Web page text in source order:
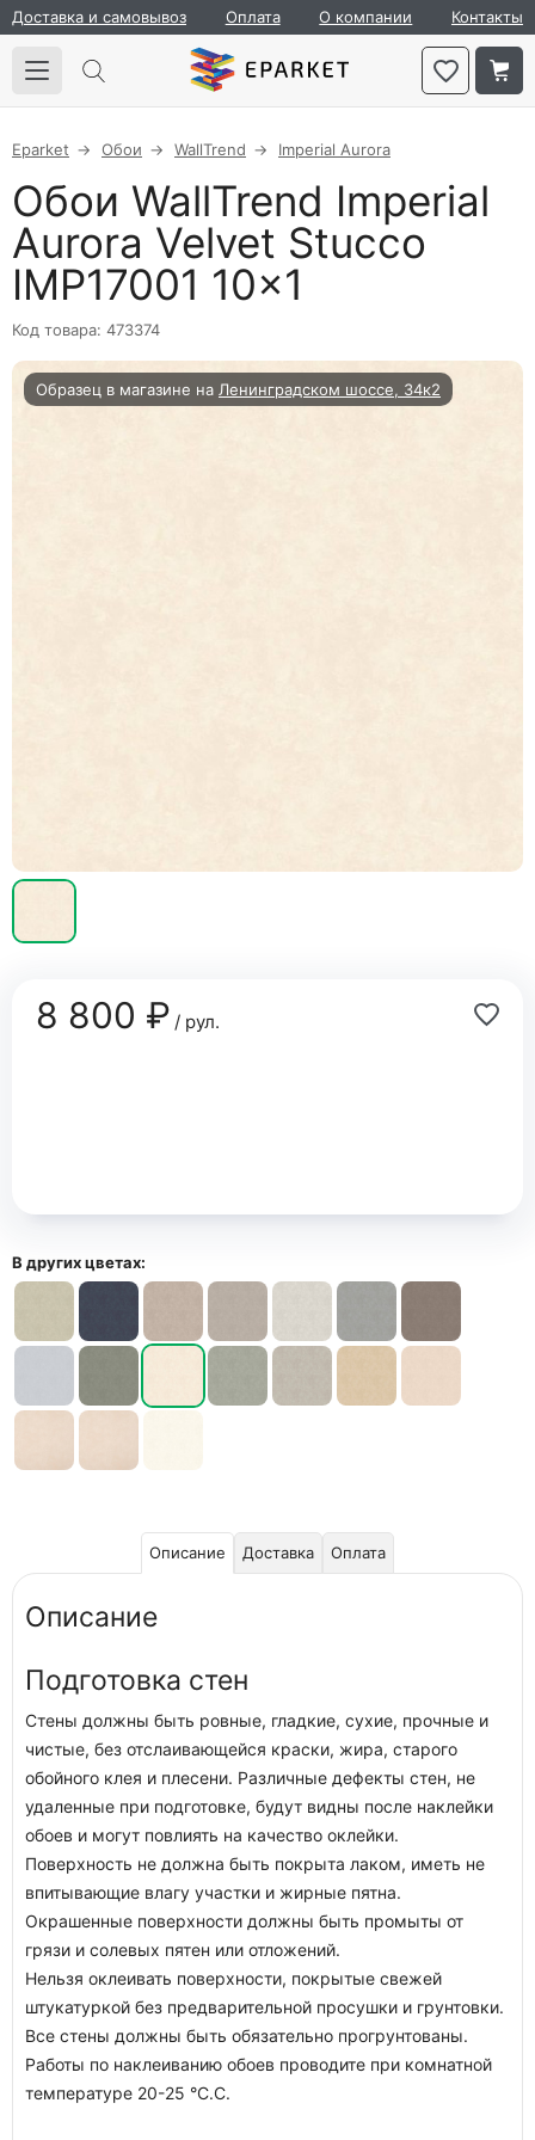
Доставка и самовывоз Оплата О компании Контакты
Eparket Обои WallTrend Imperial Aurora
Обои WallTrend Imperial
Aurora Velvet Stucco
IMP17001 10×1
Код товара: 473374
Образец в магазине на Ленинградском шоссе, 34к2
8 800 ₽/ рул.
В других цветах:
Описание Доставка Оплата
Описание
Подготовка стен
Стены должны быть ровные, гладкие, сухие, прочные и
чистые, без отслаивающейся краски, жира, старого
обойного клея и плесени. Различные дефекты стен, не
удаленные при подготовке, будут видны после наклейки
обоев и могут повлиять на качество оклейки.
Поверхность не должна быть покрыта лаком, иметь не
впитывающие влагу участки и жирные пятна.
Окрашенные поверхности должны быть промыты от
грязи и солевых пятен или отложений.
Нельзя оклеивать поверхности, покрытые свежей
штукатуркой без предварительной просушки и грунтовки.
Все стены должны быть обязательно прогрунтованы.
Работы по наклеиванию обоев проводите при комнатной
температуре 20-25 °C.C.